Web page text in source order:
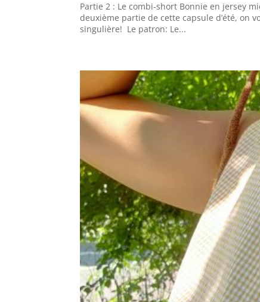
Partie 2 : Le combi-short Bonnie en jersey
deuxième partie de cette capsule d’été, on
singulière! Le patron: Le...